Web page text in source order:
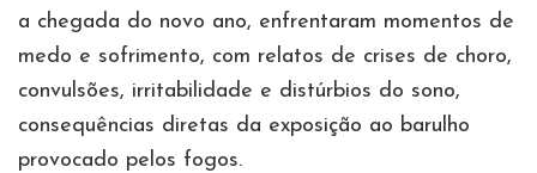
a chegada do novo ano, enfrentaram momentos de
medo e sofrimento, com relatos de crises de choro,
convulsões, irritabilidade e distúrbios do sono,
consequências diretas da exposição ao barulho
provocado pelos fogos.